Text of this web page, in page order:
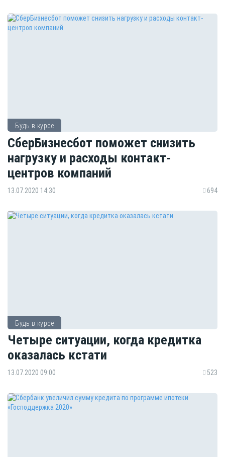
Будь в курсе
СберБизнесбот поможет снизить
нагрузку и расходы контакт-
центров компаний
13.07.2020 14:30 694
Будь в курсе
Четыре ситуации, когда кредитка
оказалась кстати
13.07.2020 09:00 523